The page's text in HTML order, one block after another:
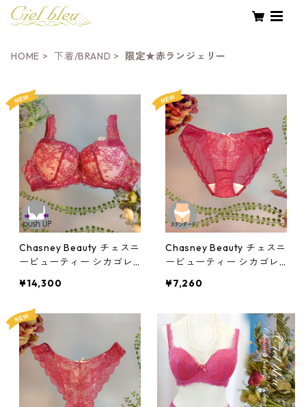
HOME 下着/BRAND 限定★赤ランジェリー
Chasney Beauty チェスニ
ービューティー シカゴレ
70la
¥14,300
Chasney Beauty チェスニ
ービューティー シカゴレ
al87082la
¥7,260